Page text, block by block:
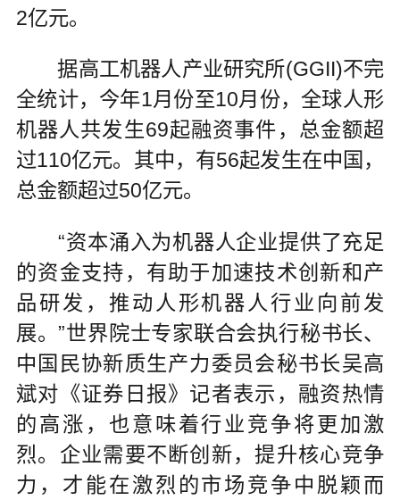
2亿元。
据高工机器人产业研究所(GGII)不完
全统计，今年1月份至10月份，全球人形
机器人共发生69起融资事件，总金额超
过110亿元。其中，有56起发生在中国，
总金额超过50亿元。
“资本涌入为机器人企业提供了充足
的资金支持，有助于加速技术创新和产
品研发，推动人形机器人行业向前发
展。”世界院士专家联合会执行秘书长、
中国民协新质生产力委员会秘书长吴高
斌对《证券日报》记者表示，融资热情
的高涨，也意味着行业竞争将更加激
烈。企业需要不断创新，提升核心竞争
力，才能在激烈的市场竞争中脱颖而